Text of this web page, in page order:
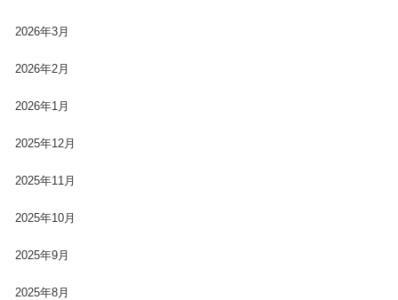
2026年3月
2026年2月
2026年1月
2025年12月
2025年11月
2025年10月
2025年9月
2025年8月